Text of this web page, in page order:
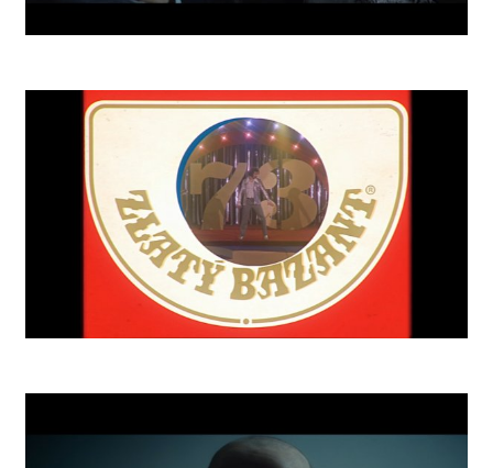
Invest School
Zlatý Bažant 73 Retro